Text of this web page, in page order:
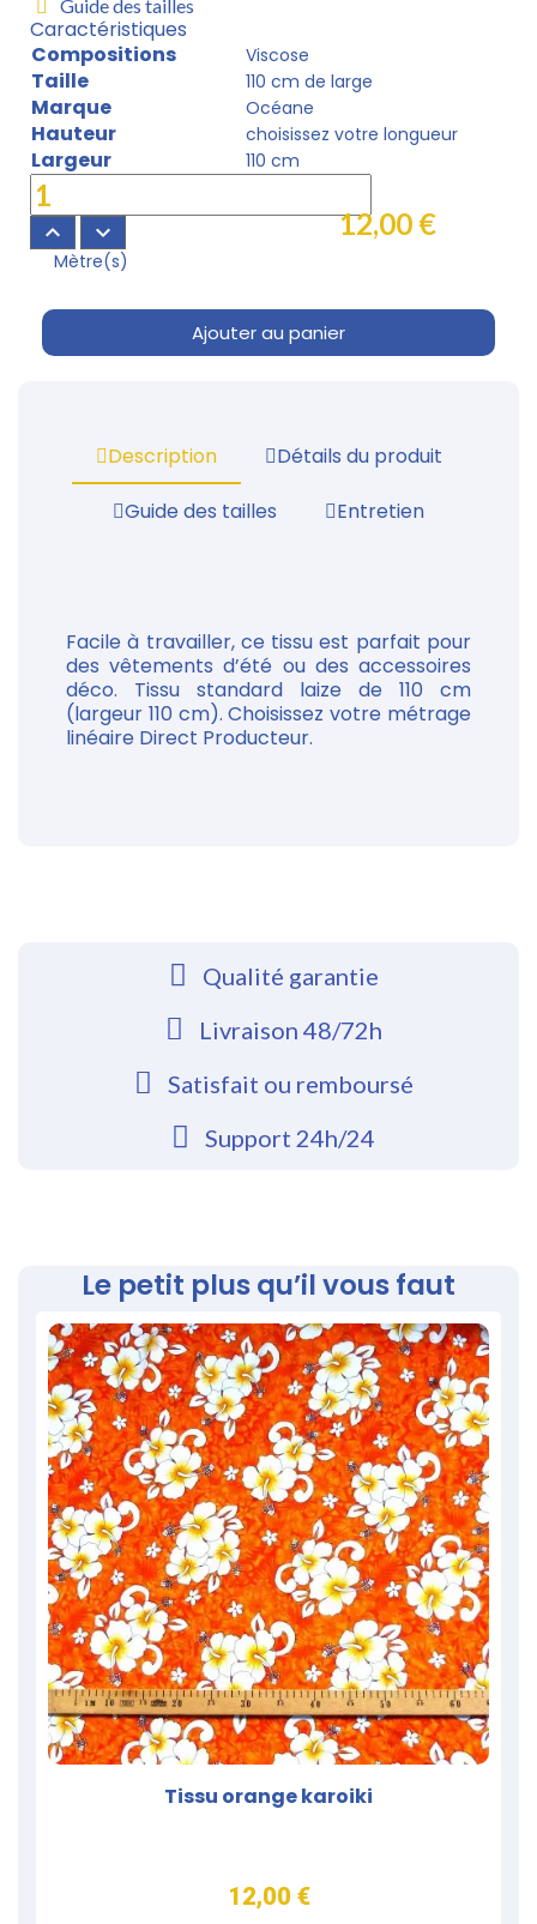
Guide des tailles
Caractéristiques
Compositions
Viscose
Taille 110 cm de large
Marque Océane
Hauteur choisissez votre longueur
Largeur 110 cm
keyboard_arrow_up keyboard_arrow_down
Mètre(s)
12,00 €
Ajouter au panier
Description
Détails du produit
Guide des tailles
Entretien
Facile à travailler, ce tissu est parfait pour
des vêtements d’été ou des accessoires
déco. Tissu standard laize de 110 cm
(largeur 110 cm). Choisissez votre métrage
linéaire Direct Producteur.
Qualité garantie
Livraison 48/72h
Satisfait ou remboursé
Support 24h/24
Le petit plus qu’il vous faut
Tissu orange karoiki
12,00 €